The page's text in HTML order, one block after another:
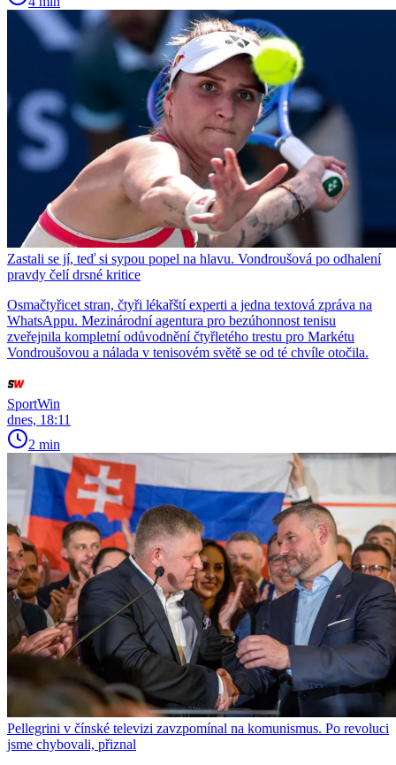
Zastali se jí, teď si sypou popel na hlavu. Vondroušová po odhalení
pravdy čelí drsné kritice
Osmačtyřicet stran, čtyři lékařští experti a jedna textová zpráva na
WhatsAppu. Mezinárodní agentura pro bezúhonnost tenisu
zveřejnila kompletní odůvodnění čtyřletého trestu pro Markétu
Vondroušovou a nálada v tenisovém světě se od té chvíle otočila.
SportWin
dnes, 18:11
2 min
Pellegrini v čínské televizi zavzpomínal na komunismus. Po revoluci
jsme chybovali, přiznal